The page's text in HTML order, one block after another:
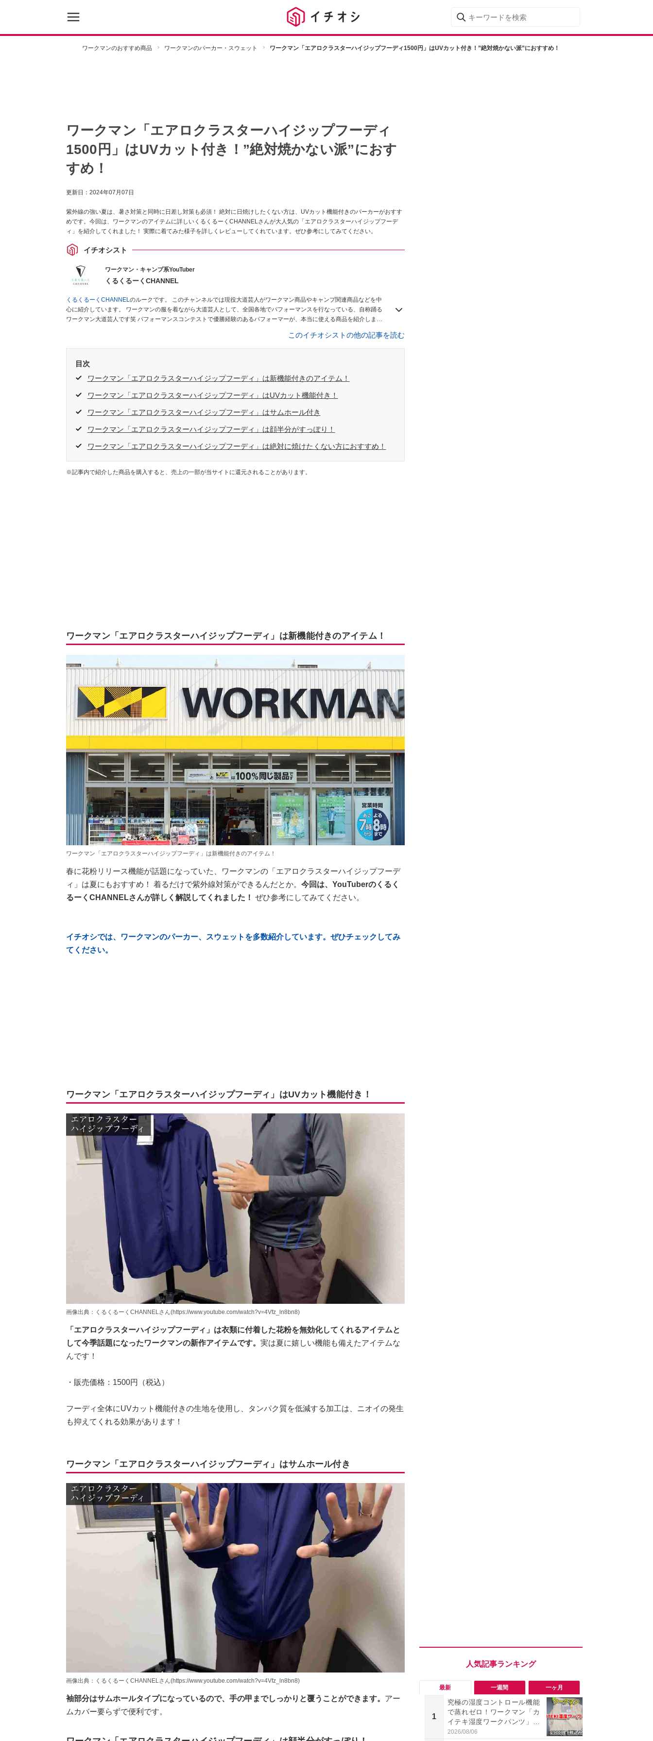
ワークマンのおすすめ商品 ワークマンのパーカー・スウェット ワークマン「エアロクラスターハイジップフーディ1500円」はUVカット付き！”絶対焼かない派”におすすめ！
ワークマン「エアロクラスターハイジップフーディ
1500円」はUVカット付き！”絶対焼かない派”におす
すめ！
更新日： 2024年07月07日
紫外線の強い夏は、暑さ対策と同時に日差し対策も必須！ 絶対に日焼けしたくない方は、UVカット機能付きのパーカーがおすす
めです。今回は、ワークマンのアイテムに詳しいくるくるーくCHANNELさんが大人気の「エアロクラスターハイジップフーデ
ィ」を紹介してくれました！ 実際に着てみた様子を詳しくレビューしてくれています。ぜひ参考にしてみてください。
イチオシスト
ワークマン・キャンプ系YouTuber
くるくるーくCHANNEL
くるくるーくCHANNELのルークです。 このチャンネルでは現役大道芸人がワークマン商品やキャンプ関連商品などを中
心に紹介しています。 ワークマンの服を着ながら大道芸人として、全国各地でパフォーマンスを行なっている、自称踊る
ワークマン大道芸人です笑 パフォーマンスコンテストで優勝経験のあるパフォーマーが、本当に使える商品を紹介しま
このイチオシストの他の記事を読む
目次
ワークマン「エアロクラスターハイジップフーディ」は新機能付きのアイテム！
ワークマン「エアロクラスターハイジップフーディ」はUVカット機能付き！
ワークマン「エアロクラスターハイジップフーディ」はサムホール付き
ワークマン「エアロクラスターハイジップフーディ」は顔半分がすっぽり！
ワークマン「エアロクラスターハイジップフーディ」は絶対に焼けたくない方におすすめ！
※記事内で紹介した商品を購入すると、売上の一部が当サイトに還元されることがあります。
ワークマン「エアロクラスターハイジップフーディ」は新機能付きのアイテム！
ワークマン「エアロクラスターハイジップフーディ」は新機能付きのアイテム！
春に花粉リリース機能が話題になっていた、ワークマンの「エアロクラスターハイジップフーデ
ィ」は夏にもおすすめ！ 着るだけで紫外線対策ができるんだとか。 今回は、YouTuberのくるく
るーくCHANNELさんが詳しく解説してくれました！ ぜひ参考にしてみてください。
イチオシでは、ワークマンのパーカー、スウェットを多数紹介しています。ぜひチェックしてみ
てください。
ワークマン「エアロクラスターハイジップフーディ」はUVカット機能付き！
画像出典：くるくるーくCHANNELさん(https://www.youtube.com/watch?v=4Vfz_ln8bn8)
「エアロクラスターハイジップフーディ」は衣類に付着した花粉を無効化してくれるアイテムと
して今季話題になったワークマンの新作アイテムです。 実は夏に嬉しい機能も備えたアイテムな
んです！
・販売価格：1500円（税込）
フーディ全体にUVカット機能付きの生地を使用し、タンパク質を低減する加工は、ニオイの発生
も抑えてくれる効果があります！
ワークマン「エアロクラスターハイジップフーディ」はサムホール付き
画像出典：くるくるーくCHANNELさん(https://www.youtube.com/watch?v=4Vfz_ln8bn8)
袖部分はサムホールタイプになっているので、手の甲までしっかりと覆うことができます。 アー
ムカバー要らずで便利です。
最新 一週間 一ヶ月
1
究極の湿度コントロール機能
で蒸れゼロ！ワークマン「カ
イテキ湿度ワークパンツ」29
00円は秋まで快適に履ける
2026/08/06